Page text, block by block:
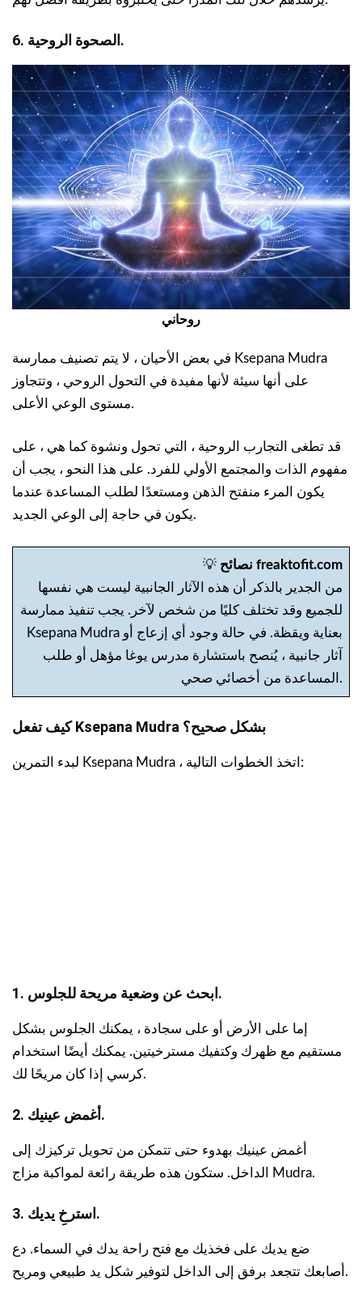
6. الصحوة الروحية.
روحاني
في بعض الأحيان ، لا يتم تصنيف ممارسة Ksepana Mudra
على أنها سيئة لأنها مفيدة في التحول الروحي ، وتتجاوز
مستوى الوعي الأعلى.
قد تطغى التجارب الروحية ، التي تحول ونشوة كما هي ، على
مفهوم الذات والمجتمع الأولي للفرد. على هذا النحو ، يجب أن
يكون المرء منفتح الذهن ومستعدًا لطلب المساعدة عندما
يكون في حاجة إلى الوعي الجديد.
💡
نصائح freaktofit.com
من الجدير بالذكر أن هذه الآثار الجانبية ليست هي نفسها
للجميع وقد تختلف كليًا من شخص لآخر. يجب تنفيذ ممارسة
Ksepana Mudra بعناية ويقظة. في حالة وجود أي إزعاج أو
آثار جانبية ، يُنصح باستشارة مدرس يوغا مؤهل أو طلب
المساعدة من أخصائي صحي.
كيف تفعل Ksepana Mudra بشكل صحيح؟
لبدء التمرين Ksepana Mudra ، اتخذ الخطوات التالية:
1. ابحث عن وضعية مريحة للجلوس.
إما على الأرض أو على سجادة ، يمكنك الجلوس بشكل
مستقيم مع ظهرك وكتفيك مسترخيتين. يمكنك أيضًا استخدام
كرسي إذا كان مريحًا لك.
2. أغمض عينيك.
أغمض عينيك بهدوء حتى تتمكن من تحويل تركيزك إلى
الداخل. ستكون هذه طريقة رائعة لمواكبة مزاج Mudra.
3. استرخِ يديك.
ضع يديك على فخذيك مع فتح راحة يدك في السماء. دع
أصابعك تتجعد برفق إلى الداخل لتوفير شكل يد طبيعي ومريح.